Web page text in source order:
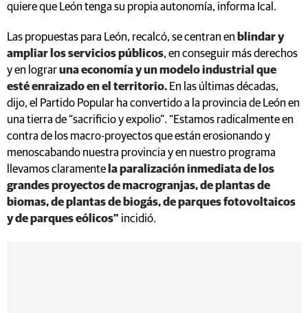
quiere que León tenga su propia autonomía, informa Ical.
Las propuestas para León, recalcó, se centran en blindar y
ampliar los servicios públicos, en conseguir más derechos
y en lograruna economía y un modelo industrial que
esté enraizado en el territorio. En las últimas décadas,
dijo, el Partido Popular ha convertido a la provincia de León en
una tierra de “sacrificio y expolio”. “Estamos radicalmente en
contra de los macro-proyectos que están erosionando y
menoscabando nuestra provincia y en nuestro programa
llevamos claramente la paralización inmediata de los
grandes proyectos de macrogranjas, de plantas de
biomas, de plantas de biogás, de parques fotovoltaicos
y de parques eólicos” incidió.